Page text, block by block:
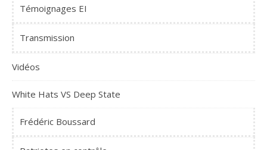
Témoignages EI
Transmission
Vidéos
White Hats VS Deep State
Frédéric Boussard